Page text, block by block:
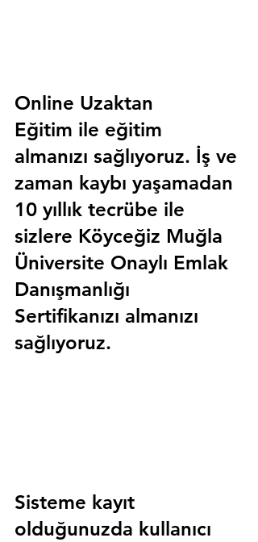
Online Uzaktan
Eğitim ile eğitim
almanızı sağlıyoruz. İş ve
zaman kaybı yaşamadan
10 yıllık tecrübe ile
sizlere Köyceğiz Muğla
Üniversite Onaylı Emlak
Danışmanlığı
Sertifikanızı almanızı
sağlıyoruz.
Sisteme kayıt
olduğunuzda kullanıcı